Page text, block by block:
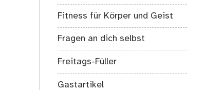
Fitness für Körper und Geist
Fragen an dich selbst
Freitags-Füller
Gastartikel